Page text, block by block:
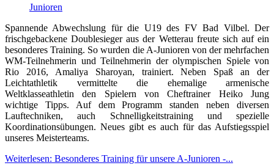
Junioren
Spannende Abwechslung für die U19 des FV Bad Vilbel. Der
frischgebackene Doublesieger aus der Wetterau freute sich auf ein
besonderes Training. So wurden die A-Junioren von der mehrfachen
WM-Teilnehmerin und Teilnehmerin der olympischen Spiele von
Rio 2016, Amaliya Sharoyan, trainiert. Neben Spaß an der
Leichtathletik vermittelte die ehemalige armenische
Weltklasseathletin den Spielern von Cheftrainer Heiko Jung
wichtige Tipps. Auf dem Programm standen neben diversen
Lauftechniken, auch Schnelligkeitstraining und spezielle
Koordinationsübungen. Neues gibt es auch für das Aufstiegsspiel
unseres Meisterteams.
Weiterlesen: Besonderes Training für unsere A-Junioren -...